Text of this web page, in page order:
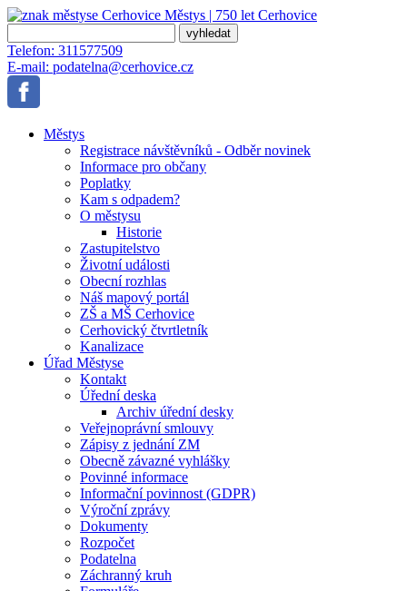
Městys | 750 let Cerhovice
Telefon: 311577509
E-mail: podatelna@cerhovice.cz
Městys
Registrace návštěvníků - Odběr novinek
Informace pro občany
Poplatky
Kam s odpadem?
O městysu
Historie
Zastupitelstvo
Životní události
Obecní rozhlas
Náš mapový portál
ZŠ a MŠ Cerhovice
Cerhovický čtvrtletník
Kanalizace
Úřad Městyse
Kontakt
Úřední deska
Archiv úřední desky
Veřejnoprávní smlouvy
Zápisy z jednání ZM
Obecně závazné vyhlášky
Povinné informace
Informační povinnost (GDPR)
Výroční zprávy
Dokumenty
Rozpočet
Podatelna
Záchranný kruh